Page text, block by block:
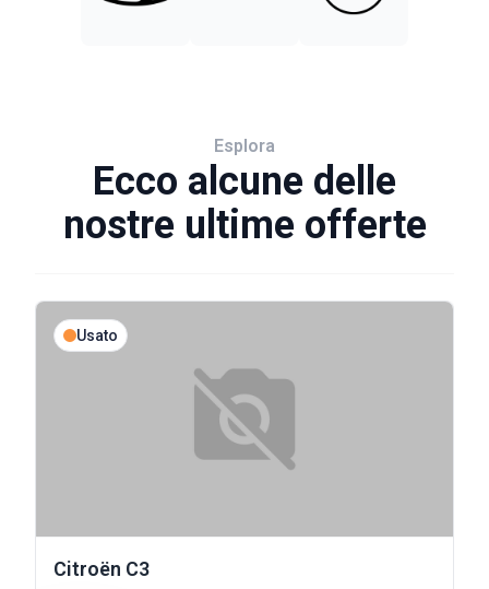
Esplora
Ecco alcune delle
nostre ultime offerte
Usato
Citroën C3